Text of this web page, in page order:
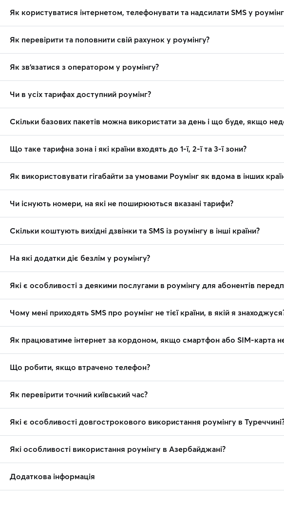
Як користуватися інтернетом, телефонувати та надсилати SMS у
Як перевірити та поповнити свій рахунок у роумінгу?
Як зв'язатися з оператором у роумінгу?
Чи в усіх тарифах доступний роумінг?
Скільки базових пакетів можна використати за день і що буде, якщо
Що таке тарифна зона і які країни входять до 1-ї, 2-ї та 3-ї зони?
Як використовувати гігабайти за умовами Роумінг як вдома в інших
Чи існують номери, на які не поширюються вказані тарифи?
Скільки коштують вихідні дзвінки та SMS із роумінгу в інші країни?
На які додатки діє безлім у роумінгу?
Які є особливості з деякими послугами в роумінгу для абонентів
Чому мені приходять SMS про роумінг не тієї країни, в якій я
Як працюватиме інтернет за кордоном, якщо смартфон або SIM-карта
Що робити, якщо втрачено телефон?
Як перевірити точний київський час?
Які є особливості довгострокового використання роумінгу в
Які особливості використання роумінгу в Азербайджані?
Додаткова інформація